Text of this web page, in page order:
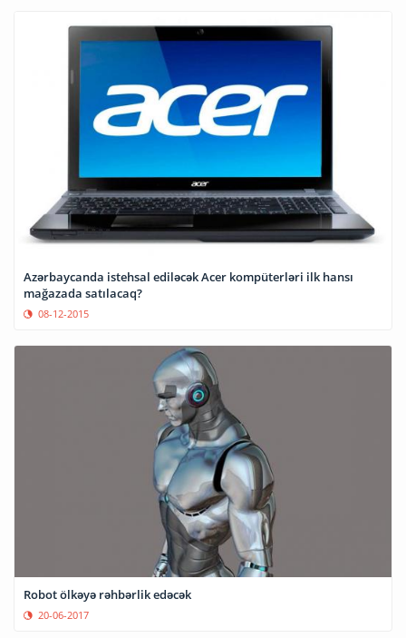
Azərbaycanda istehsal ediləcək Acer kompüterləri ilk hansı
mağazada satılacaq?
08-12-2015
Robot ölkəyə rəhbərlik edəcək
20-06-2017